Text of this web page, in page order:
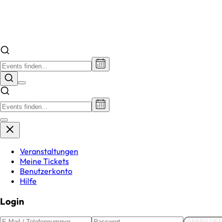
Veranstaltungen
Meine Tickets
Benutzerkonto
Hilfe
Login